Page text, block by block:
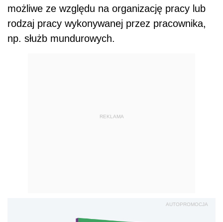
możliwe ze względu na organizację pracy lub
rodzaj pracy wykonywanej przez pracownika,
np. służb mundurowych.
REKLAMA
AUTOPROMOCJA